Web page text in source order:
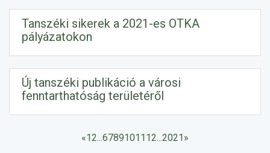
Tanszéki sikerek a 2021-es OTKA
pályázatokon
Új tanszéki publikáció a városi
fenntarthatóság területéről
«12...6789101112...2021»